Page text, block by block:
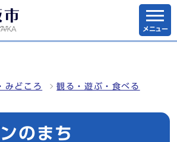
メニュー
みどころ 観る・遊ぶ・食べる
のまち